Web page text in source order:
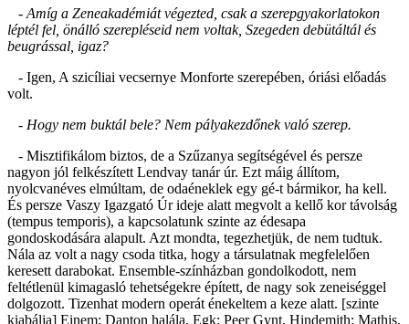
- Amíg a Zeneakadémiát végezted, csak a szerepgyakorlatokon
léptél fel, önálló szerepléseid nem voltak, Szegeden debütáltál és
beugrással, igaz?
- Igen, A szicíliai vecsernye Monforte szerepében, óriási előadás
volt.
- Hogy nem buktál bele? Nem pályakezdőnek való szerep.
- Misztifikálom biztos, de a Szűzanya segítségével és persze
nagyon jól felkészített Lendvay tanár úr. Ezt máig állítom,
nyolcvanéves elmúltam, de odaéneklek egy gé-t bármikor, ha kell.
És persze Vaszy Igazgató Úr ideje alatt megvolt a kellő kor távolság
(tempus temporis), a kapcsolatunk szinte az édesapa
gondoskodására alapult. Azt mondta, tegezhetjük, de nem tudtuk.
Nála az volt a nagy csoda titka, hogy a társulatnak megfelelően
keresett darabokat. Ensemble-színházban gondolkodott, nem
feltétlenül kimagasló tehetségekre épített, de nagy sok zeneiséggel
dolgozott. Tizenhat modern operát énekeltem a keze alatt. [szinte
kiabálja] Einem: Danton halála, Egk: Peer Gynt, Hindemith: Mathis,